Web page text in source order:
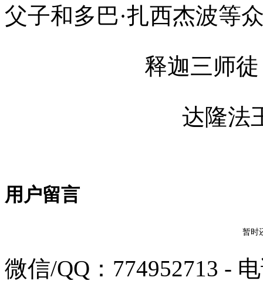
父子和多巴·扎西杰波等
释迦三师
达隆法
用户留言
暂时
微信/QQ：774952713 -